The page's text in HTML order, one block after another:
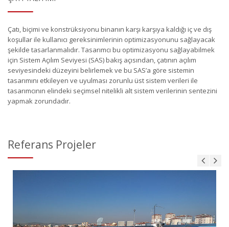
Çatı, biçimi ve konstrüksiyonu binanın karşı karşıya kaldığı iç ve dış
koşullar ile kullanıcı gereksinimlerinin optimizasyonunu sağlayacak
şekilde tasarlanmalıdır. Tasarımcı bu optimizasyonu sağlayabilmek
için Sistem Açılım Seviyesi (SAS) bakış açısından, çatının açılım
seviyesindeki düzeyini belirlemek ve bu SAS’a göre sistemin
tasarımını etkileyen ve uyulması zorunlu üst sistem verileri ile
tasarımcının elindeki seçimsel nitelikli alt sistem verilerinin sentezini
yapmak zorundadır.
Referans Projeler
Özel Ümit Hastanesi